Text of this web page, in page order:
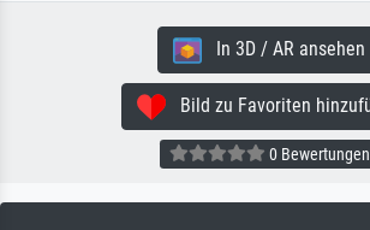
In 3D / AR ansehen
Bild zu Favoriten
0 Bewertungen